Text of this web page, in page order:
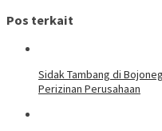
Pos terkait
Sidak Tambang di
Perizinan Perusahaan